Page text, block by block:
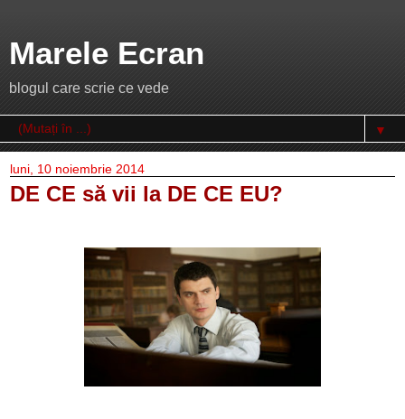
Marele Ecran
blogul care scrie ce vede
▼
luni, 10 noiembrie 2014
DE CE să vii la DE CE EU?